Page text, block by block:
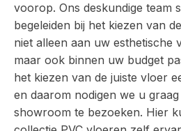
voorop. Ons deskundige team
begeleiden bij het kiezen van
niet alleen aan uw esthetische
maar ook binnen uw budget
het kiezen van de juiste vloer
en daarom nodigen we u
showroom te bezoeken. Hier